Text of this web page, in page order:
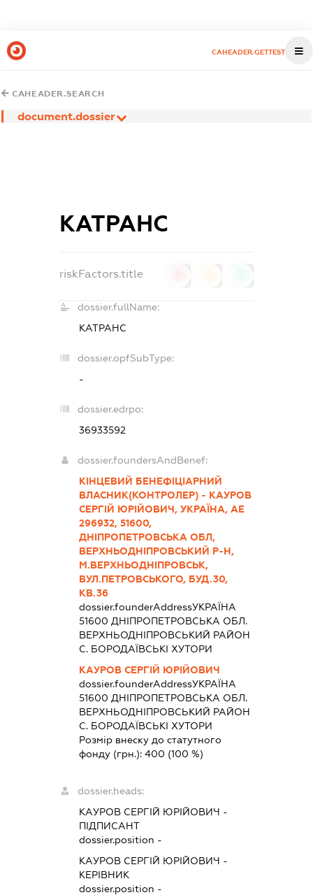
CAHEADER.GETTEST
CAHEADER.SEARCH
document.dossier
КАТРАНС
riskFactors.title
dossier.fullName:
КАТРАНС
dossier.opfSubType:
-
dossier.edrpo:
36933592
dossier.foundersAndBenef:
КІНЦЕВИЙ БЕНЕФІЦІАРНИЙ
ВЛАСНИК(КОНТРОЛЕР) - КАУРОВ
СЕРГІЙ ЮРІЙОВИЧ, УКРАЇНА, АЕ
296932, 51600,
ДНІПРОПЕТРОВСЬКА ОБЛ,
ВЕРХНЬОДНІПРОВСЬКИЙ Р-Н,
М.ВЕРХНЬОДНІПРОВСЬК,
ВУЛ.ПЕТРОВСЬКОГО, БУД.30,
КВ.36
dossier.founderAddressУКРАЇНА
51600 ДНIПРОПЕТРОВСЬКА ОБЛ.
ВЕРХНЬОДНIПРОВСЬКИЙ РАЙОН
С. БОРОДАЇВСЬКІ ХУТОРИ
КАУРОВ СЕРГІЙ ЮРІЙОВИЧ
dossier.founderAddressУКРАЇНА
51600 ДНIПРОПЕТРОВСЬКА ОБЛ.
ВЕРХНЬОДНIПРОВСЬКИЙ РАЙОН
С. БОРОДАЇВСЬКІ ХУТОРИ
Розмір внеску до статутного
фонду (грн.): 400 (100 %)
dossier.heads:
КАУРОВ СЕРГІЙ ЮРІЙОВИЧ -
ПІДПИСАНТ
dossier.position -
КАУРОВ СЕРГІЙ ЮРІЙОВИЧ -
КЕРІВНИК
dossier.position -